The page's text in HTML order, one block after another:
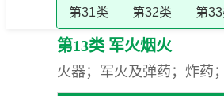
第31类
第32类 第
第13类 军火烟火
火器；军火及弹药；炸药